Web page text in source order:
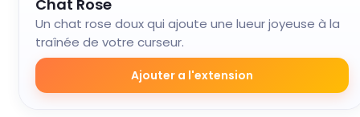
Chat Rose
Un chat rose doux qui ajoute une lueur joyeuse à la
traînée de votre curseur.
Ajouter a l'extension